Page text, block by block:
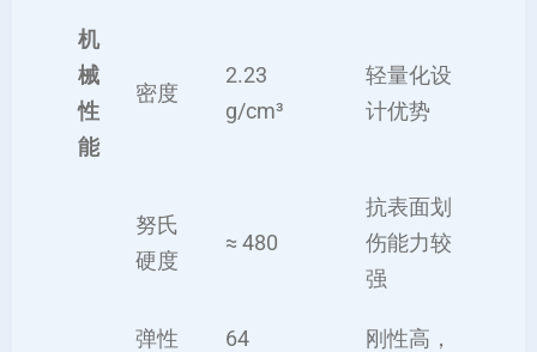
机
械
性
能
密度
2.23
g/cm³
轻量化设
计优势
努氏
硬度
≈ 480
抗表面划
伤能力较
强
弹性
64
刚性高，